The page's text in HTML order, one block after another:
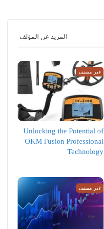
المزيد عن المؤلف
غير مصنف
Unlocking the Potential of
OKM Fusion Professional
Technology
غير مصنف